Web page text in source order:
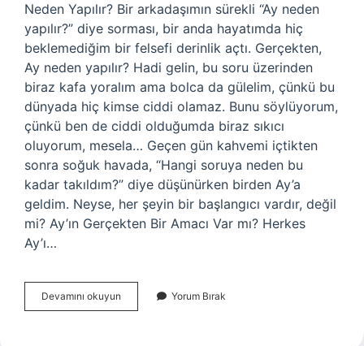
Neden Yapılır? Bir arkadaşımın sürekli “Ay neden
yapılır?” diye sorması, bir anda hayatımda hiç
beklemediğim bir felsefi derinlik açtı. Gerçekten,
Ay neden yapılır? Hadi gelin, bu soru üzerinden
biraz kafa yoralım ama bolca da gülelim, çünkü bu
dünyada hiç kimse ciddi olamaz. Bunu söylüyorum,
çünkü ben de ciddi olduğumda biraz sıkıcı
oluyorum, mesela… Geçen gün kahvemi içtikten
sonra soğuk havada, “Hangi soruya neden bu
kadar takıldım?” diye düşünürken birden Ay’a
geldim. Neyse, her şeyin bir başlangıcı vardır, değil
mi? Ay’ın Gerçekten Bir Amacı Var mı? Herkes
Ay’ı…
Devamını okuyun
neden
Yorum Bırak